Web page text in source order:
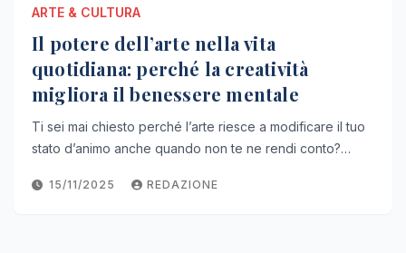
ARTE & CULTURA
Il potere dell’arte nella vita
quotidiana: perché la creatività
migliora il benessere mentale
Ti sei mai chiesto perché l’arte riesce a modificare il tuo
stato d’animo anche quando non te ne rendi conto?…
15/11/2025 REDAZIONE